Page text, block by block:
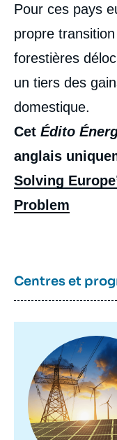
Pour ces pays
propre
forestières
un tiers des
domestique.
Cet Édito
anglais
Solving
Problem
Centres et
principale